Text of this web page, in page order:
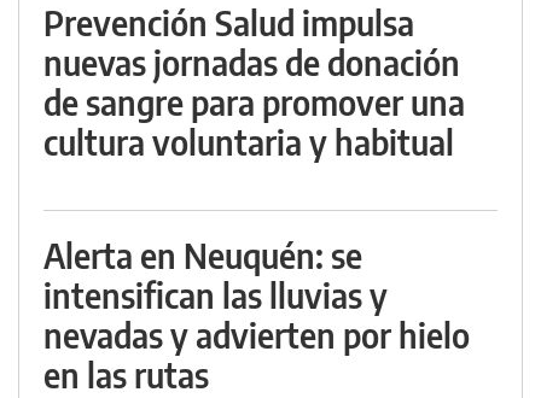
Prevención Salud impulsa
nuevas jornadas de donación
de sangre para promover una
cultura voluntaria y habitual
Alerta en Neuquén: se
intensifican las lluvias y
nevadas y advierten por hielo
en las rutas